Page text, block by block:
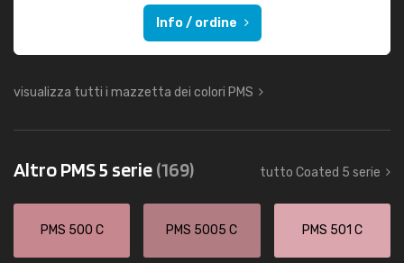
Info / ordine
visualizza tutti i mazzetta dei colori PMS
Altro PMS 5 serie(169) tutto Coated 5 serie
PMS 500 C PMS 5005 C PMS 501 C